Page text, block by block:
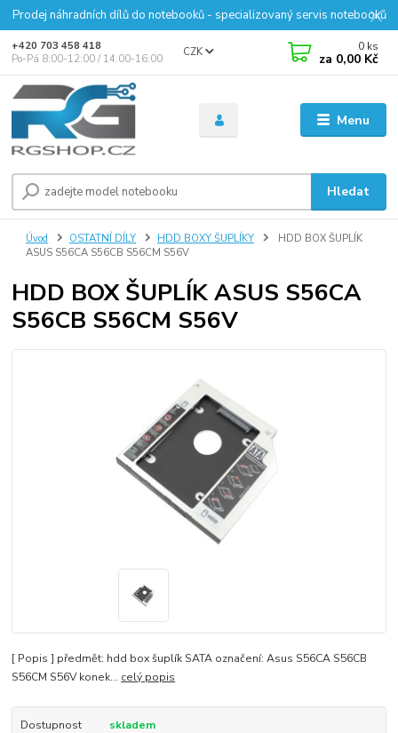
Prodej náhradních dílů do notebooků - specializovaný servis notebooků
Menu
CZK
Hledat
+420 703 458 418
Po-Pá 8:00-12:00 / 14:00-16:00
0 ks
za 0,00 Kč
Úvod OSTATNÍ DÍLY HDD BOXY ŠUPLÍKY
HDD BOX ŠUPLÍK
ASUS S56CA S56CB S56CM S56V
HDD BOX ŠUPLÍK ASUS S56CA
S56CB S56CM S56V
[ Popis ] předmět: hdd box šuplík SATA označení: Asus S56CA S56CB
S56CM S56V konek... celý popis
Dostupnost skladem